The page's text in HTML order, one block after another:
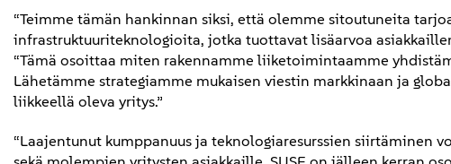
“Teimme tämän hankinnan siksi, että olemme sitoutuneita
infrastruktuuriteknologioita, jotka tuottavat lisäarvoa
“Tämä osoittaa miten rakennamme liiketoimintaamme
Lähetämme strategiamme mukaisen viestin markkinaan ja
liikkeellä oleva yritys.”
“Laajentunut kumppanuus ja teknologiaresurssien siirtäminen